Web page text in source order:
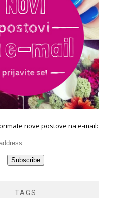
nove postove na e-mail:
TAGS